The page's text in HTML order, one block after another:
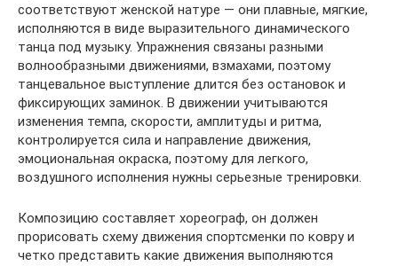
соответствуют женской натуре — они плавные, мягкие,
исполняются в виде выразительного динамического
танца под музыку. Упражнения связаны разными
волнообразными движениями, взмахами, поэтому
танцевальное выступление длится без остановок и
фиксирующих заминок. В движении учитываются
изменения темпа, скорости, амплитуды и ритма,
контролируется сила и направление движения,
эмоциональная окраска, поэтому для легкого,
воздушного исполнения нужны серьезные тренировки.
Композицию составляет хореограф, он должен
прорисовать схему движения спортсменки по ковру и
четко представить какие движения выполняются